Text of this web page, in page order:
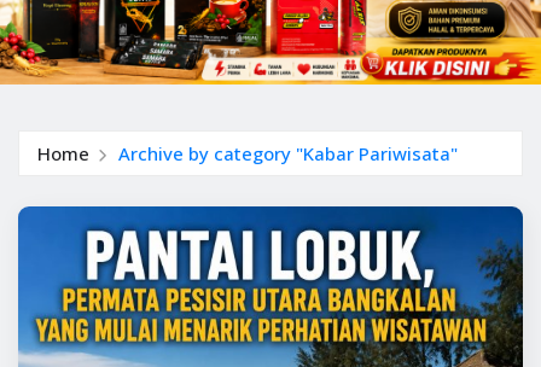
Home Archive by category "Kabar Pariwisata"